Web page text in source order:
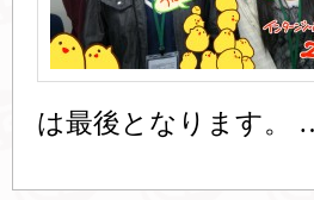
は最後となります。